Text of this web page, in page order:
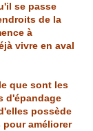
se passe
de la
à
vivre en aval
que sont les
d'épandage
possède
améliorer